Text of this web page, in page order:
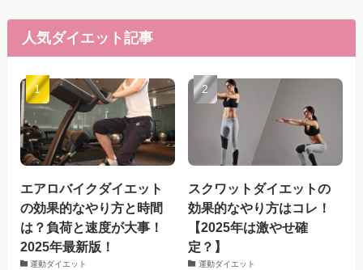
人気ダイエット記事
エアロバイクダイエット
の効果的なやり方と時間
は？負荷と速度が大事！
2025年最新版！
運動ダイエット
スクワットダイエットの
効果的なやり方はコレ！
【2025年は激やせ確
定？】
運動ダイエット